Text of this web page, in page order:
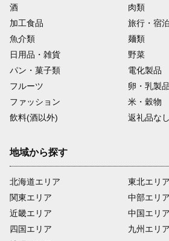
酒
肉類
加工食品
旅行・宿
魚介類
麺類
日用品・雑貨
野菜
パン・菓子類
電化製品
フルーツ
卵・乳製品
ファッション
米・穀物
飲料(酒以外)
返礼品なし
地域から探す
北海道エリア
関東エリア
近畿エリア
四国エリア
東北エリア
中部エリア
中国エリア
九州エリア